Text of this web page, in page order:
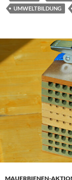
UMWELTBILDUNG
MAUERBIENEN-